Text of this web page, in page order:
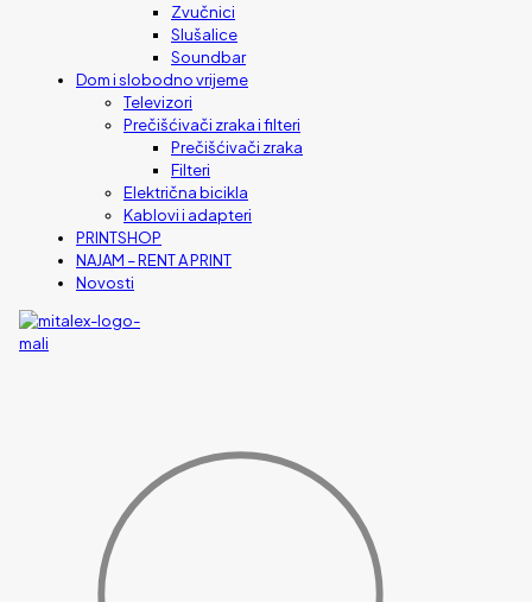
Zvučnici
Slušalice
Soundbar
Dom i slobodno vrijeme
Televizori
Prečišćivači zraka i filteri
Prečišćivači zraka
Filteri
Električna bicikla
Kablovi i adapteri
PRINTSHOP
NAJAM – RENT A PRINT
Novosti